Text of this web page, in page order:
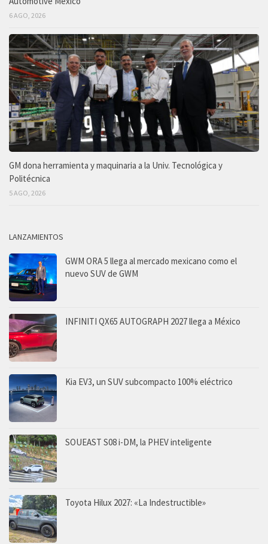
6 AGO, 2026
GM dona herramienta y maquinaria a la Univ. Tecnológica y
Politécnica
5 AGO, 2026
LANZAMIENTOS
GWM ORA 5 llega al mercado mexicano como el
nuevo SUV de GWM
INFINITI QX65 AUTOGRAPH 2027 llega a México
Kia EV3, un SUV subcompacto 100% eléctrico
SOUEAST S08 i-DM, la PHEV inteligente
Toyota Hilux 2027: «La Indestructible»